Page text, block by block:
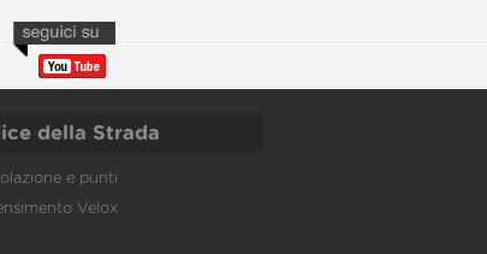
della Strada
e punti
Velox